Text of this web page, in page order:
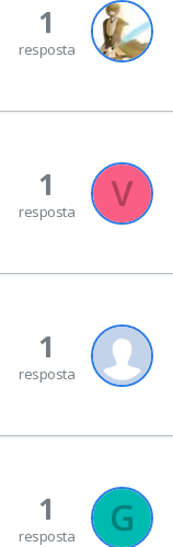
1
resposta
1
resposta
1
resposta
1
resposta